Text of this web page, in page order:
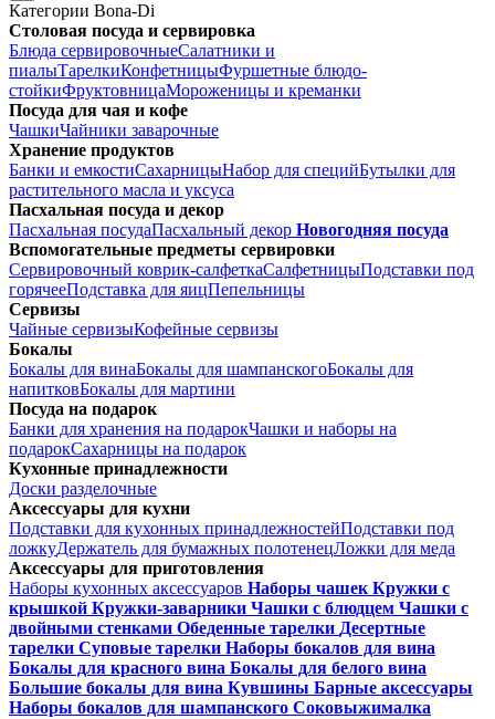
Категории Bona-Di
Столовая посуда и сервировка
Блюда сервировочныеСалатники и
пиалыТарелкиКонфетницыФуршетные блюдо-
стойкиФруктовницаМороженицы и креманки
Посуда для чая и кофе
ЧашкиЧайники заварочные
Хранение продуктов
Банки и емкостиСахарницыНабор для специйБутылки для
растительного масла и уксуса
Пасхальная посуда и декор
Пасхальная посудаПасхальный декор Новогодняя посуда
Вспомогательные предметы сервировки
Сервировочный коврик-салфеткаСалфетницыПодставки под
горячееПодставка для яицПепельницы
Сервизы
Чайные сервизыКофейные сервизы
Бокалы
Бокалы для винаБокалы для шампанскогоБокалы для
напитковБокалы для мартини
Посуда на подарок
Банки для хранения на подарокЧашки и наборы на
подарокСахарницы на подарок
Кухонные принадлежности
Доски разделочные
Аксессуары для кухни
Подставки для кухонных принадлежностейПодставки под
ложкуДержатель для бумажных полотенецЛожки для меда
Аксессуары для приготовления
Наборы кухонных аксессуаров Наборы чашек Кружки с
крышкой Кружки-заварники Чашки с блюдцем Чашки с
двойными стенками Обеденные тарелки Десертные
тарелки Суповые тарелки Наборы бокалов для вина
Бокалы для красного вина Бокалы для белого вина
Большие бокалы для вина Кувшины Барные аксессуары
Наборы бокалов для шампанского Соковыжималка